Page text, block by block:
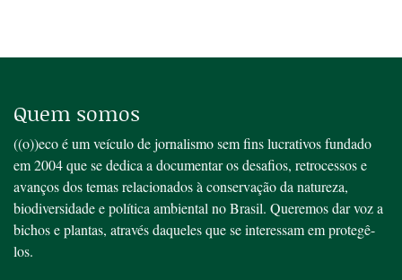
Quem somos
((o))eco é um veículo de jornalismo sem fins lucrativos fundado
em 2004 que se dedica a documentar os desafios, retrocessos e
avanços dos temas relacionados à conservação da natureza,
biodiversidade e política ambiental no Brasil. Queremos dar voz a
bichos e plantas, através daqueles que se interessam em protegê-
los.